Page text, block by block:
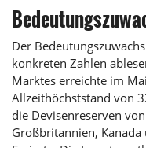
Der
konkreten Zahlen
Marktes erreichte im
Allzeithöchststand von
die Devisenreserven
Großbritannien,